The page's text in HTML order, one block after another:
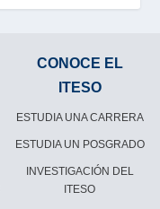
CONOCE EL
ITESO
ESTUDIA UNA CARRERA
ESTUDIA UN POSGRADO
INVESTIGACIÓN DEL
ITESO